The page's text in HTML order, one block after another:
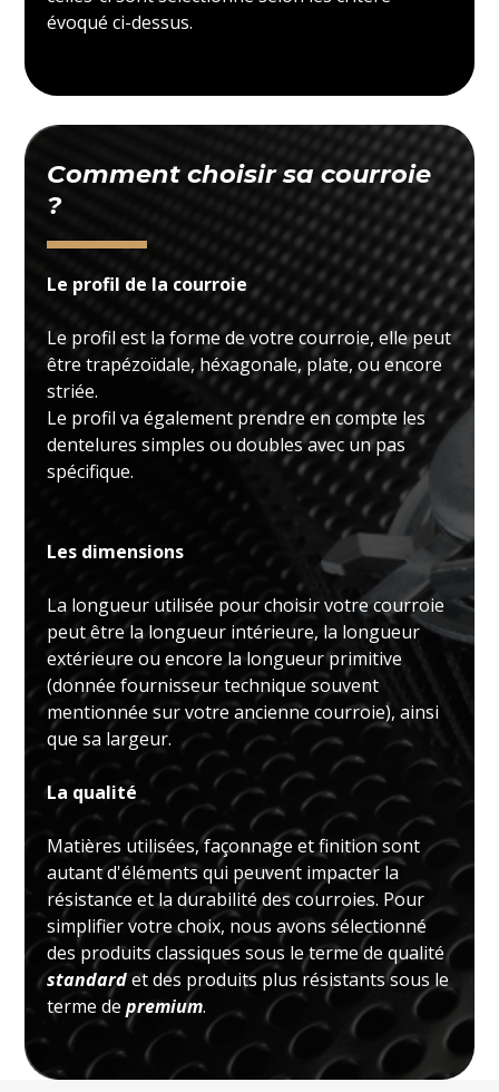
évoqué ci-dessus.
Comment choisir sa courroie
?
Le profil de la courroie
Le profil est la forme de votre courroie, elle peut
être trapézoïdale, héxagonale, plate, ou encore
striée.
Le profil va également prendre en compte les
dentelures simples ou doubles avec un pas
spécifique.
Les dimensions
La longueur utilisée pour choisir votre courroie
peut être la longueur intérieure, la longueur
extérieure ou encore la longueur primitive
(donnée fournisseur technique souvent
mentionnée sur votre ancienne courroie), ainsi
que sa largeur.
La qualité
Matières utilisées, façonnage et finition sont
autant d'éléments qui peuvent impacter la
résistance et la durabilité des courroies. Pour
simplifier votre choix, nous avons sélectionné
des produits classiques sous le terme de qualité
standardet des produits plus résistants sous le
terme depremium.